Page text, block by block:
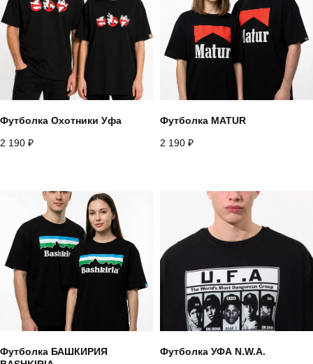
Футболка Охотники Уфа
2 190 ₽
Футболка MATUR
2 190 ₽
Футболка БАШКИРИЯ
Футболка УФА N.W.A.